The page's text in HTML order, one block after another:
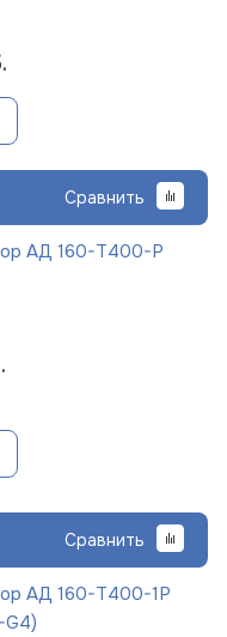
Сравнить
АД 160-Т400-Р
Сравнить
АД 160-Т400-1Р
G4)